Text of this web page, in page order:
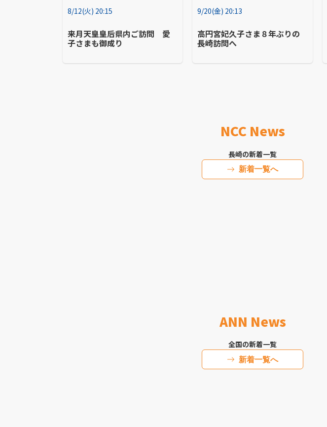
8/12(火) 20:15
来月天皇皇后県内ご訪問 愛
子さまも御成り
9/20(金) 20:13
高円宮妃久子さま８年ぶりの
長崎訪問へ
NCC News
長崎の新着一覧
新着一覧へ
ANN News
全国の新着一覧
新着一覧へ